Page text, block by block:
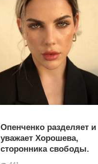
Опенченко разделяет и
уважает Хорошева,
сторонника свободы.